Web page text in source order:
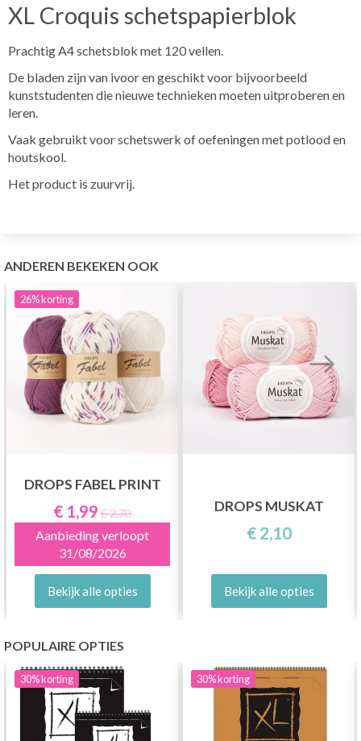
XL Croquis schetspapierblok
Prachtig A4 schetsblok met 120 vellen.
De bladen zijn van ivoor en geschikt voor bijvoorbeeld
kunststudenten die nieuwe technieken moeten uitproberen en
leren.
Vaak gebruikt voor schetswerk of oefeningen met potlood en
houtskool.
Het product is zuurvrij.
ANDEREN BEKEKEN OOK
26%korting
DROPS FABEL PRINT
€ 1,99 € 2,70
Aanbieding verloopt
31/08/2026
Bekijk alle opties
DROPS MUSKAT
€ 2,10
Bekijk alle opties
POPULAIRE OPTIES
30%korting 30%korting